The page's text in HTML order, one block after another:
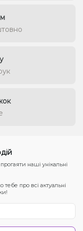
наші унікальні
про всі актуальні